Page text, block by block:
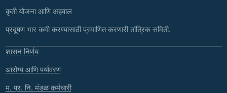
कृती योजना आणि अहवाल
प्रदूषण भार कमी करण्यासाठी प्रमाणित करणारी तांत्रिक समिती.
शासन निर्णय
आरोग्य आणि पर्यावरण
म. प्र. नि. मंडळ कर्मचारी